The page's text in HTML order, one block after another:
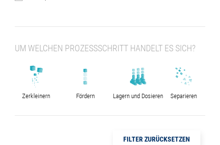
UM WELCHEN PROZESSSCHRITT HANDELT ES SICH?
Zerkleinern Fördern Lagern und Dosieren Separieren